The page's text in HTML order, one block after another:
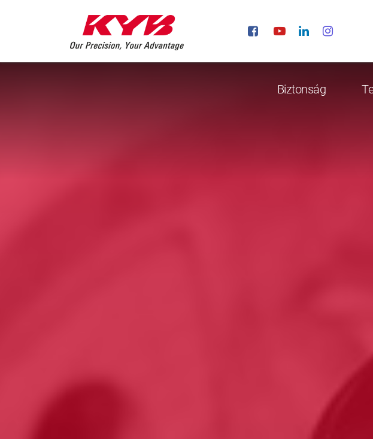
Biztonság